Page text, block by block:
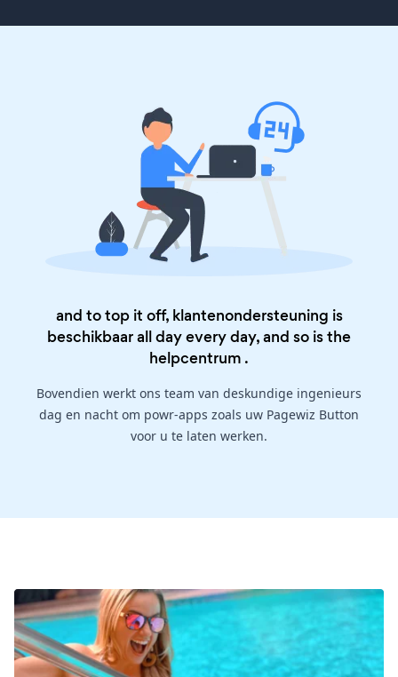
and to top it off, klantenondersteuning is
beschikbaar all day every day, and so is the
helpcentrum .
Bovendien werkt ons team van deskundige ingenieurs
dag en nacht om powr-apps zoals uw Pagewiz Button
voor u te laten werken.